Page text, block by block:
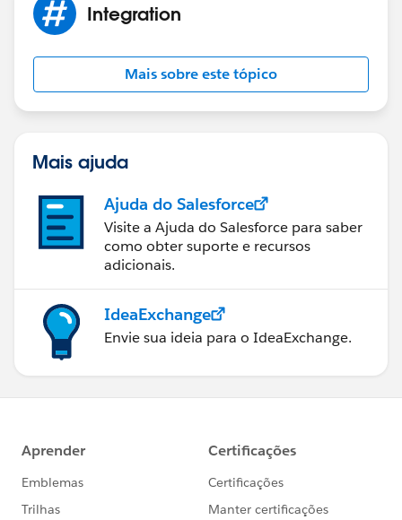
Integration
Mais sobre este tópico
Mais ajuda
Ajuda do Salesforce
Visite a Ajuda do Salesforce para saber
como obter suporte e recursos
adicionais.
IdeaExchange
Envie sua ideia para o IdeaExchange.